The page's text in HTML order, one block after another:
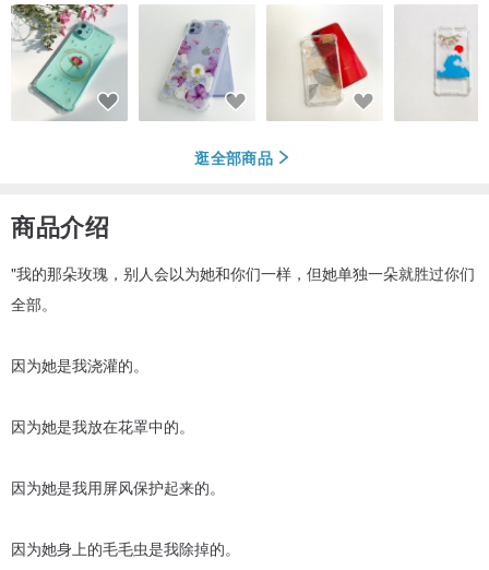
逛全部商品
商品介绍
"我的那朵玫瑰，别人会以为她和你们一样，但她单独一朵就胜过你们
全部。
因为她是我浇灌的。
因为她是我放在花罩中的。
因为她是我用屏风保护起来的。
因为她身上的毛毛虫是我除掉的。